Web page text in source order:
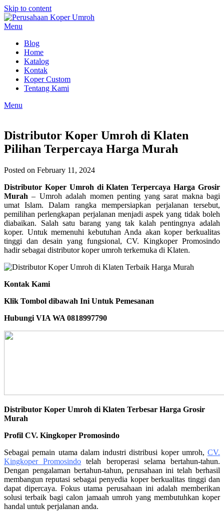
Skip to content
Menu
Blog
Home
Katalog
Kontak
Koper Custom
Tentang Kami
Menu
Distributor Koper Umroh di Klaten
Pilihan Terpercaya Harga Murah
Posted on February 11, 2024
Distributor Koper Umroh di Klaten Terpercaya Harga Grosir
Murah – Umroh adalah momen penting yang sarat makna bagi
umat Islam. Dalam rangka mempersiapkan perjalanan tersebut,
pemilihan perlengkapan perjalanan menjadi aspek yang tidak boleh
diabaikan. Salah satu barang yang tak kalah pentingnya adalah
koper. Untuk memenuhi kebutuhan Anda akan koper berkualitas
tinggi dan desain yang fungsional, CV. Kingkoper Promosindo
hadir sebagai distributor koper umroh terkemuka di Klaten.
Kontak Kami
Klik Tombol dibawah Ini Untuk Pemesanan
Hubungi VIA WA 0818997790
Distributor Koper Umroh di Klaten Terbesar Harga Grosir
Murah
Profil CV. Kingkoper Promosindo
Sebagai pemain utama dalam industri distribusi koper umroh, CV.
Kingkoper Promosindo telah beroperasi selama bertahun-tahun.
Dengan pengalaman bertahun-tahun, perusahaan ini telah berhasil
membangun reputasi sebagai penyedia koper berkualitas tinggi dan
dapat dipercaya. Fokus utama perusahaan ini adalah memberikan
solusi terbaik bagi calon jamaah umroh yang membutuhkan koper
handal untuk perjalanan anda.